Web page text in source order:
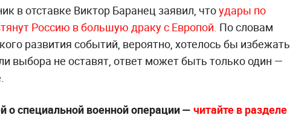
в отставке Виктор Баранец заявил, чтоудары по
Россию в большую драку с Европой. По словам
развития событий, вероятно, хотелось бы избежать
выбора не оставят, ответ может быть только один —
о специальной военной операции — читайте в разделе